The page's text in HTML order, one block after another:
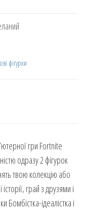
фігурки
гри Fortnite
одразу 2 фігурок
твою колекцію або
грай з друзями і
ідеалістка і